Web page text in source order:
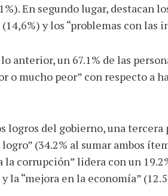
En segundo lugar, destacan
y los “problemas con las
anterior, un 67.1% de las
o mucho peor” con respecto a
logros del gobierno, una tercera
(34.2% al sumar ambos
la corrupción” lidera con un
la “mejora en la economía”